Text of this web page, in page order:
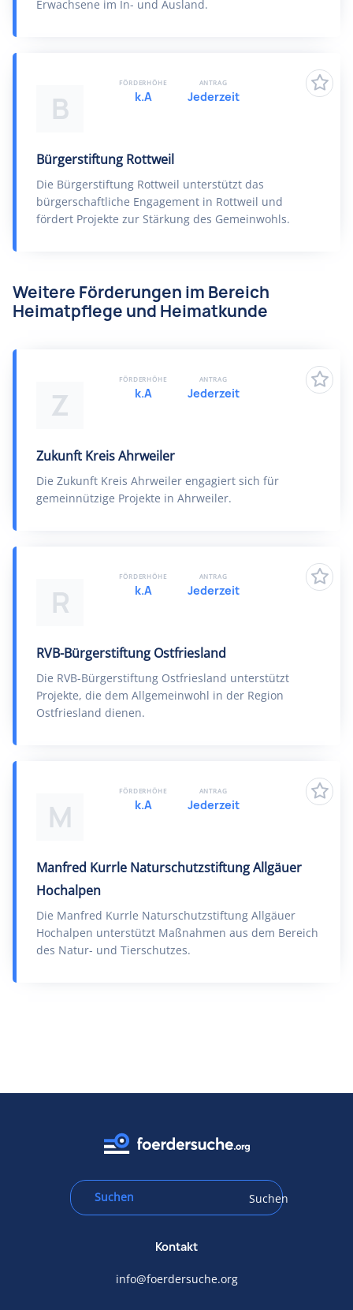
Erwachsene im In- und Ausland.
B
Bürgerstiftung Rottweil
Die Bürgerstiftung Rottweil unterstützt das
bürgerschaftliche Engagement in Rottweil und
fördert Projekte zur Stärkung des Gemeinwohls.
FÖRDERHÖHE
k.A
ANTRAG
Jederzeit
Weitere Förderungen im Bereich
Heimatpflege und Heimatkunde
Z
Zukunft Kreis Ahrweiler
Die Zukunft Kreis Ahrweiler engagiert sich für
gemeinnützige Projekte in Ahrweiler.
FÖRDERHÖHE
k.A
ANTRAG
Jederzeit
R
RVB-Bürgerstiftung Ostfriesland
Die RVB-Bürgerstiftung Ostfriesland unterstützt
Projekte, die dem Allgemeinwohl in der Region
Ostfriesland dienen.
FÖRDERHÖHE
k.A
ANTRAG
Jederzeit
M
Manfred Kurrle Naturschutzstiftung Allgäuer
Hochalpen
Die Manfred Kurrle Naturschutzstiftung Allgäuer
Hochalpen unterstützt Maßnahmen aus dem Bereich
des Natur- und Tierschutzes.
FÖRDERHÖHE
k.A
ANTRAG
Jederzeit
Suchen
Kontakt
info@foerdersuche.org